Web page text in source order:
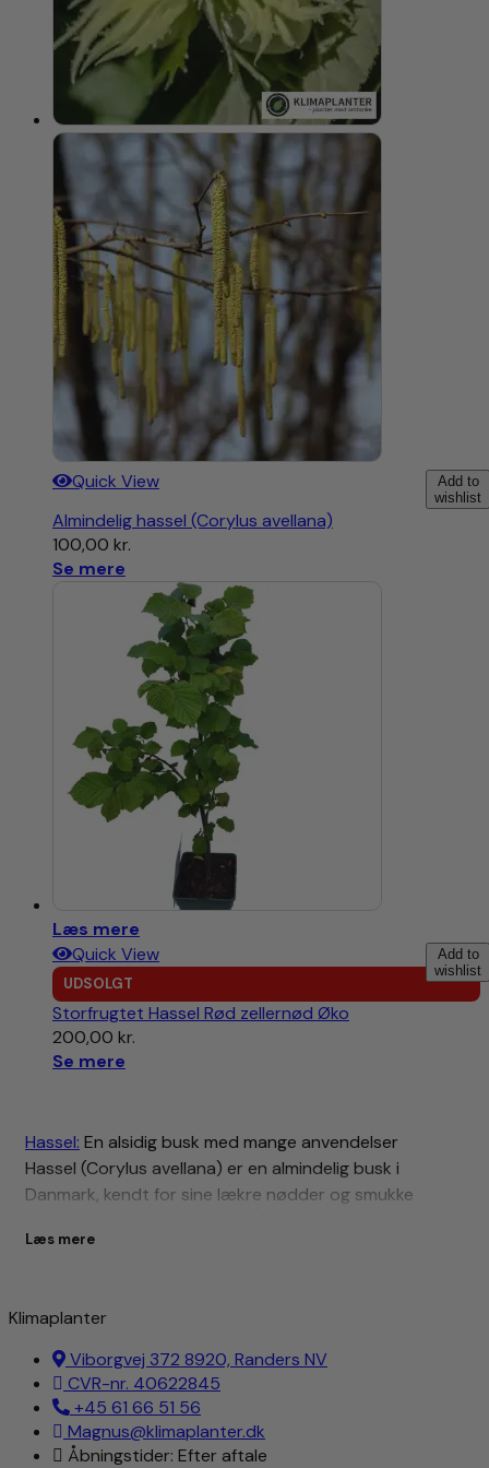
Add to
wishlist
Quick View
Almindelig hassel (Corylus avellana)
100,00 kr.
Se mere
Læs mere
Add to
wishlist
Quick View
UDSOLGT
Storfrugtet Hassel Rød zellernød Øko
200,00 kr.
Se mere
Hassel: En alsidig busk med mange anvendelser
Hassel (Corylus avellana) er en almindelig busk i
Danmark, kendt for sine lækre nødder og smukke
som snack eller dekoration. Her er en beskrivelse af
Haveplante:
Udseende:Hassel er en løvfældende busk, der typisk
vokser 3-5 meter høj. Den har gråbrun bark og grønne
blade med savtakket kant. Om foråret prydes busken
af gule hanblomster i rakler og røde hunblomster.
Læs mere
Klimaplanter
Viborgvej 372 8920, Randers NV
CVR-nr. 40622845
+45 61 66 51 56
Magnus@klimaplanter.dk
Åbningstider: Efter aftale